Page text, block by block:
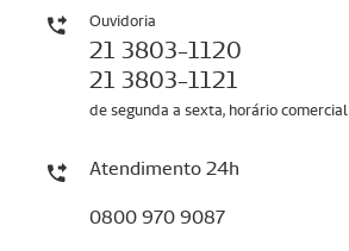
Ouvidoria
21 3803-1120
21 3803-1121
de segunda a sexta, horário comercial
Atendimento 24h
0800 970 9087